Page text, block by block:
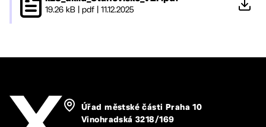
19.26 kB pdf 11.12.2025
Úřad městské části Praha 10
Vinohradská 3218/169